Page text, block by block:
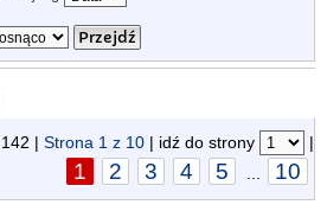
| Strona 1 z 10 | idź do strony |
1 2 3 4 5 ... 10